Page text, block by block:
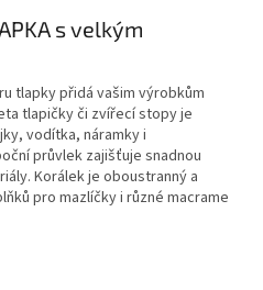
s velkým
tlapky přidá vašim výrobkům
tlapičky či zvířecí stopy je
vodítka, náramky i
průvlek zajišťuje snadnou
Korálek je oboustranný a
pro mazlíčky i různé macrame